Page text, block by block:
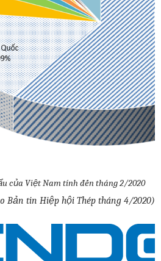
của Việt Nam tính đến tháng 2/2020
Bản tin Hiệp hội Thép tháng 4/2020)